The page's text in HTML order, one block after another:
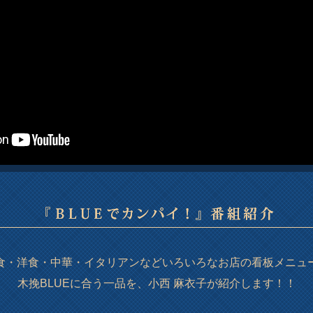
・洋食・中華・イタリアンなどいろいろなお店の看板メニュ
木挽BLUEに合う一品を、小西 麻衣子が紹介します！！